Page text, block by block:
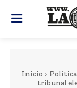
Inicio Política
tribunal